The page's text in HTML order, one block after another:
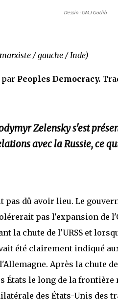
Dessin : GMJ Gotlib
/ gauche / Inde)
par Peoples Democracy.
Zelensky s'est
avec la Russie, ce
pas dû avoir lieu. Le
pas l'expansion de
la chute de l'URSS et
été clairement indiqué
Après la chute de
États le long de la
des États-Unis des